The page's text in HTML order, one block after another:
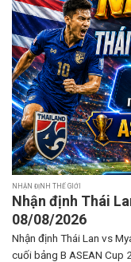
NHẬN ĐỊNH THẾ GIỚI
Nhận định Thái
08/08/2026
Nhận định Thái Lan vs
cuối bảng B ASEAN